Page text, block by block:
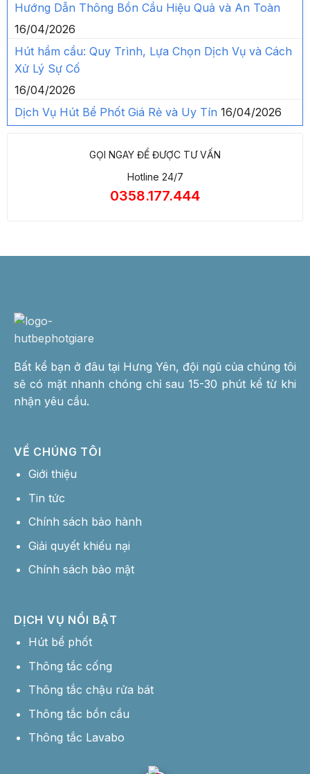
Hướng Dẫn Thông Bồn Cầu Hiệu Quả và An Toàn
16/04/2026
Hút hầm cầu: Quy Trình, Lựa Chọn Dịch Vụ và Cách
Xử Lý Sự Cố
16/04/2026
Dịch Vụ Hút Bể Phốt Giá Rẻ và Uy Tín 16/04/2026
GỌI NGAY ĐỂ ĐƯỢC TƯ VẤN
Hotline 24/7
0358.177.444
Bất kể bạn ở đâu tại Hưng Yên, đội ngũ của chúng tôi
sẽ có mặt nhanh chóng chỉ sau 15-30 phút kể từ khi
nhận yêu cầu.
VỀ CHÚNG TÔI
Giới thiệu
Tin tức
Chính sách bảo hành
Giải quyết khiếu nại
Chính sách bảo mật
DỊCH VỤ NỔI BẬT
Hút bể phốt
Thông tắc cống
Thông tắc chậu rửa bát
Thông tắc bồn cầu
Thông tắc Lavabo